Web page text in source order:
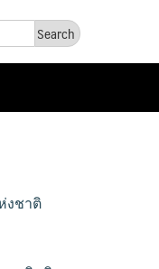
งชาติ